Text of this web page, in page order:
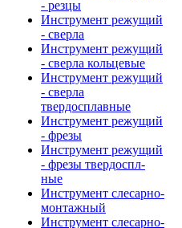
- резцы
Инструмент режущий
- сверла
Инструмент режущий
- сверла кольцевые
Инструмент режущий
- сверла
твердосплавные
Инструмент режущий
- фрезы
Инструмент режущий
- фрезы твердоспл-
ные
Инструмент слесарно-
монтажный
Инструмент слесарно-